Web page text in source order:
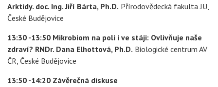
Arktidy. doc. Ing. Jiří Bárta, Ph.D. Přírodovědecká fakulta JU,
České Budějovice
13:30 -13:50 Mikrobiom na poli i ve stáji: Ovlivňuje naše
zdraví? RNDr. Dana Elhottová, Ph.D. Biologické centrum AV
ČR, České Budějovice
13:50 -14:20 Závěrečná diskuse